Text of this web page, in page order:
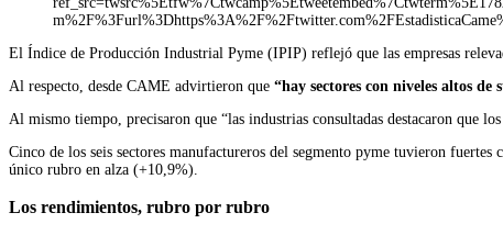
El Índice de Producción Industrial Pyme (IPIP) reflejó que las empresas
Al respecto, desde CAME advirtieron que “hay sectores con niveles altos
Al mismo tiempo, precisaron que “las industrias consultadas destacaron que
Cinco de los seis sectores manufactureros del segmento pyme tuvieron
único rubro en alza (+10,9%).
Los rendimientos, rubro por rubro